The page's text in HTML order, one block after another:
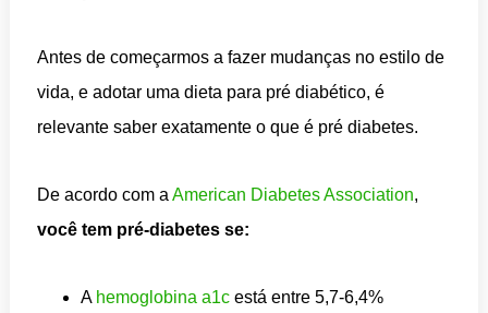
Antes de começarmos a fazer mudanças no estilo de
vida, e adotar uma dieta para pré diabético, é
relevante saber exatamente o que é pré diabetes.
De acordo com a American Diabetes Association,
você tem pré-diabetes se:
A hemoglobina a1c está entre 5,7-6,4%